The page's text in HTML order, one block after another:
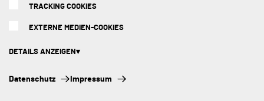
TRACKING COOKIES
EXTERNE MEDIEN-COOKIES
DETAILS ANZEIGEN
Technische Cookies:
Datenschutz Impressum